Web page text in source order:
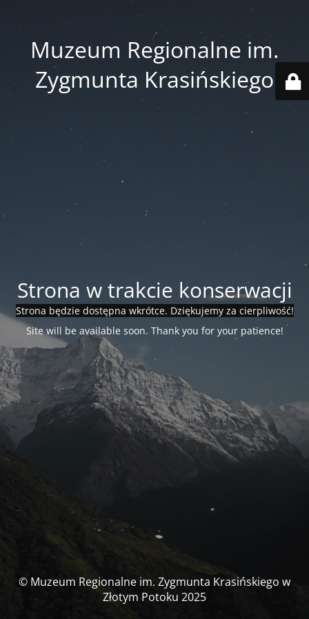
Muzeum Regionalne im.
Zygmunta Krasińskiego
Strona w trakcie konserwacji
Strona będzie dostępna wkrótce. Dziękujemy za cierpliwość!
Site will be available soon. Thank you for your patience!
© Muzeum Regionalne im. Zygmunta Krasińskiego w
Złotym Potoku 2025